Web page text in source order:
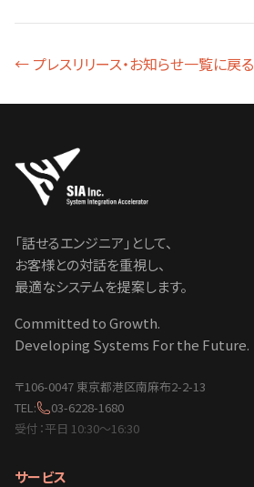
← プレスリリース・お知らせ一覧に戻る
「話せるエンジニア」として、
お客様との対話を重視し、
最適なシステムを提案します。
Committed to Growth.
Developing Systems For the Future.
〒106-0047 東京都港区南麻布2-2-13
TEL:
03-6228-1680
受付：平日 10:30〜16:30
サービス